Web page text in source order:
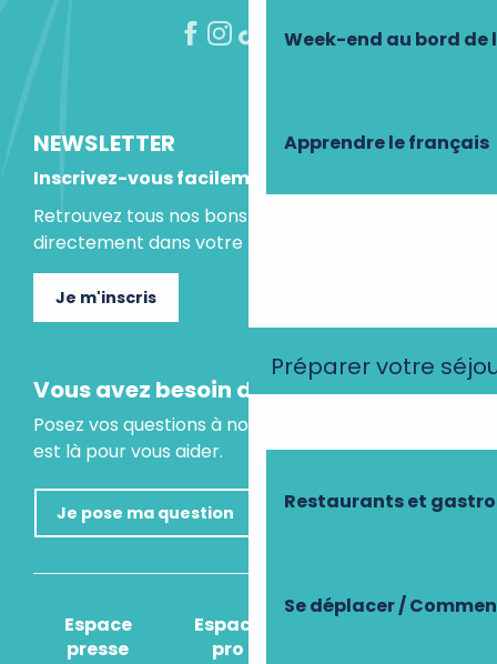
Week-end au bord de
Apprendre le français
Préparer votre
Restaurants et
Se déplacer /
NEWSLETTER
Inscrivez-vous facilement
Retrouvez tous nos bons plans et idées séjours
directement dans votre boite mail.
Je m'inscris
Vous avez besoin d'un conseil ?
Posez vos questions à notre assistant virtuel, il
est là pour vous aider.
Je pose ma question
Espace
presse
Espace
pro
Comment venir